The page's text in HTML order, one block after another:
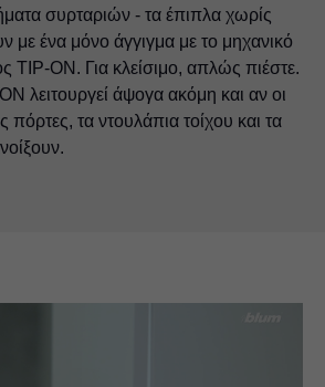
συρταριών - τα έπιπλα χωρίς
με ένα μόνο άγγιγμα με το μηχανικό
TIP-ON. Για κλείσιμο, απλώς πιέστε.
λειτουργεί άψογα ακόμη και αν οι
πόρτες, τα ντουλάπια τοίχου και τα